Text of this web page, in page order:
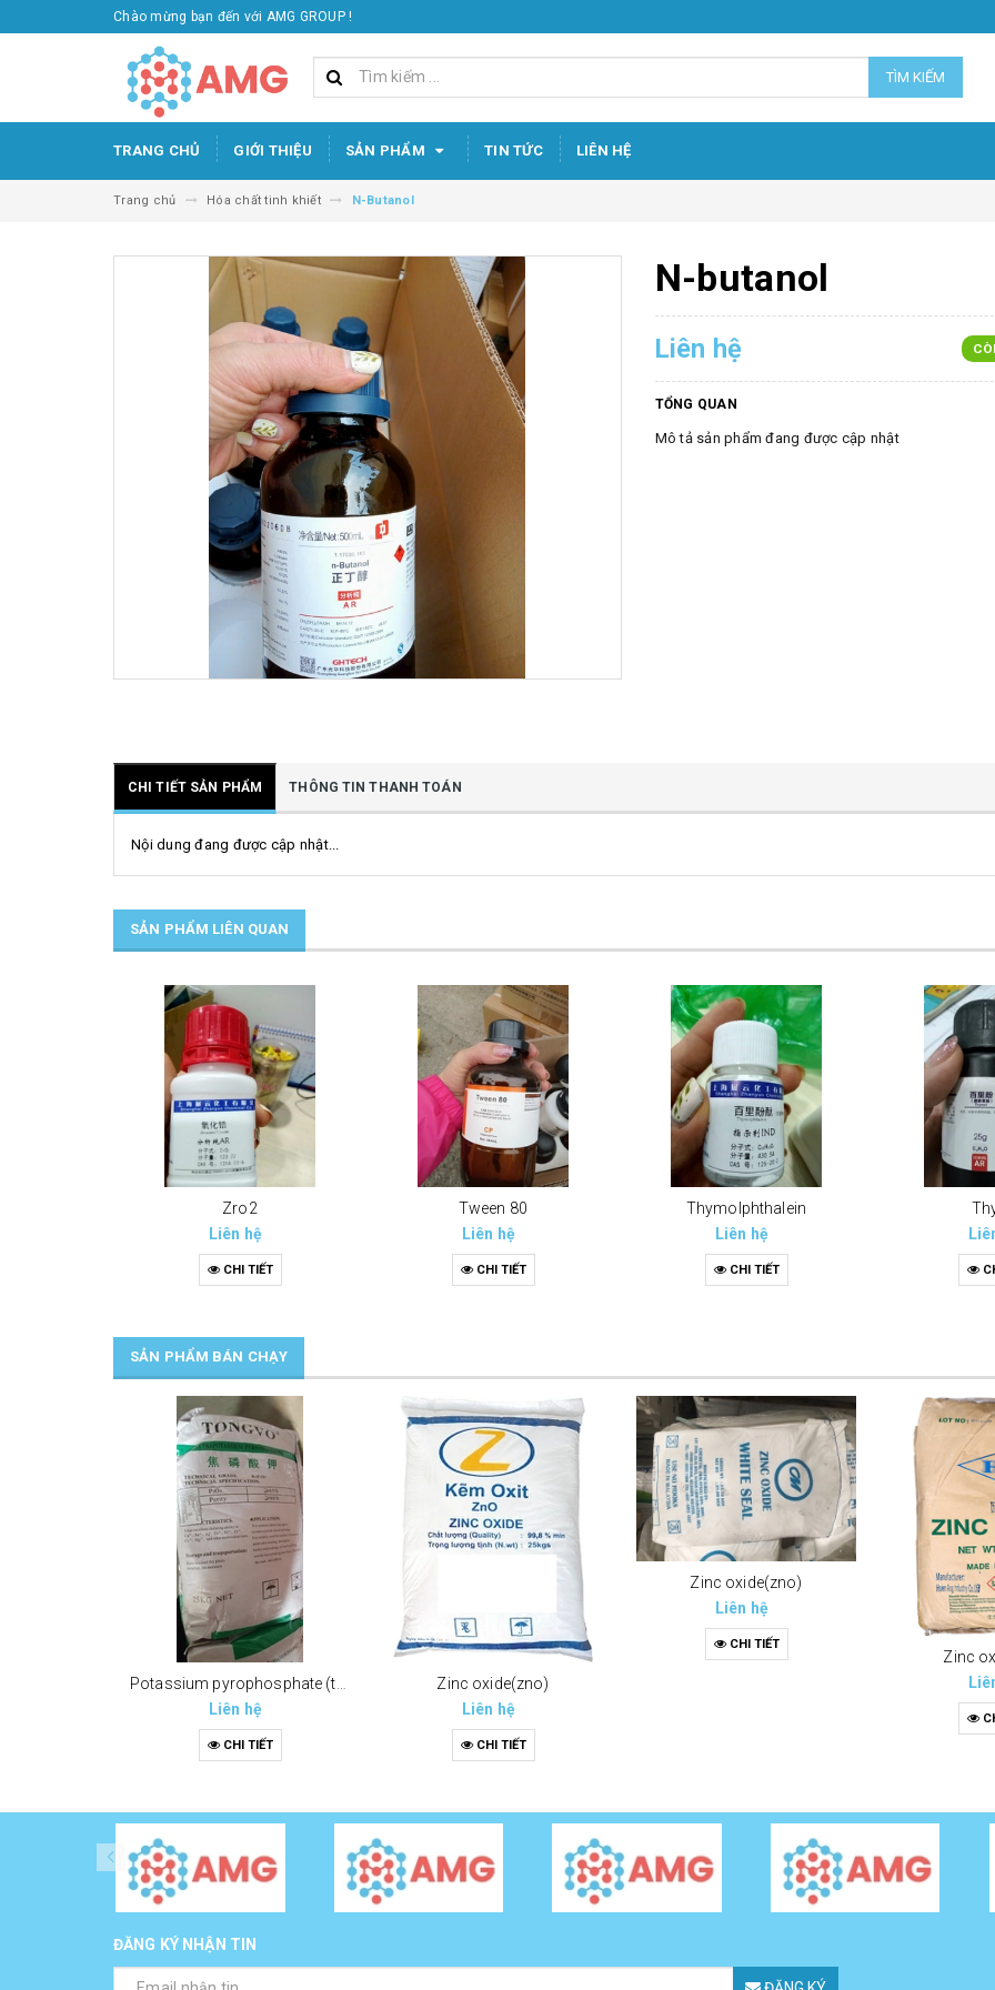
Chào mừng bạn đến với AMG GROUP !
TÌM KIẾM
TRANG CHỦ GIỚI THIỆU SẢN PHẨM TIN TỨC LIÊN HỆ
Trang chủ Hóa chất tinh khiết N-Butanol
N-butanol
Liên hệ
TỔNG QUAN
Mô tả sản phẩm đang được cập nhật
CHI TIẾT SẢN PHẨM THÔNG TIN THANH TOÁN
Nội dung đang được cập nhật...
SẢN PHẨM LIÊN QUAN
Zro2
Liên hệ
CHI TIẾT
Tween 80
Liên hệ
CHI TIẾT
Thymolphthalein
Liên hệ
CHI TIẾT
SẢN PHẨM BÁN CHẠY
Liên hệ
CHI TIẾT
Zinc oxide(zno)
Liên hệ
CHI TIẾT
Zinc oxide(zno)
Liên hệ
CHI TIẾT
Zinc
ĐĂNG KÝ NHẬN TIN